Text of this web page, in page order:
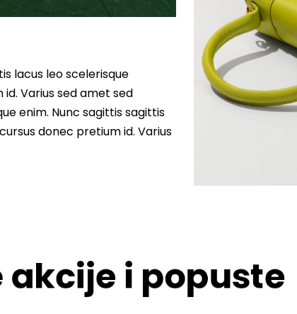
lacus leo scelerisque
Varius sed amet sed
enim. Nunc sagittis sagittis
donec pretium id. Varius
i popuste